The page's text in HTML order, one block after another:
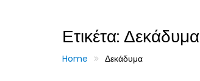
Ετικέτα: Δεκάδυμα
Home Δεκάδυμα